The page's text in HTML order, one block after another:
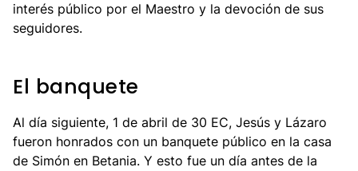
interés público por el Maestro y la devoción de sus
seguidores.
El banquete
Al día siguiente, 1 de abril de 30 EC, Jesús y Lázaro
fueron honrados con un banquete público en la casa
de Simón en Betania. Y esto fue un día antes de la